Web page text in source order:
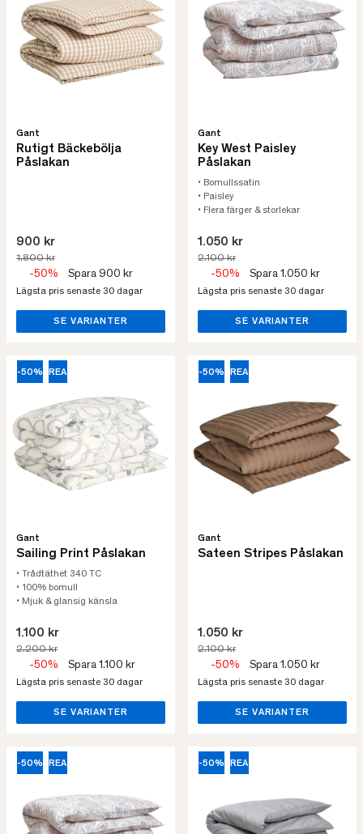
Gant
Rutigt Bäckebölja
Påslakan
900 kr
1.800 kr
-50% Spara 900 kr
Lägsta pris senaste 30 dagar
SE VARIANTER
Gant
Key West Paisley
Påslakan
• Bomullssatin
• Paisley
• Flera färger & storlekar
1.050 kr
2.100 kr
-50% Spara 1.050 kr
Lägsta pris senaste 30 dagar
SE VARIANTER
-50% REA
Gant
Sailing Print Påslakan
• Trådtäthet 340 TC
• 100% bomull
• Mjuk & glansig känsla
1.100 kr
2.200 kr
-50% Spara 1.100 kr
Lägsta pris senaste 30 dagar
SE VARIANTER
-50% REA
Gant
Sateen Stripes Påslakan
1.050 kr
2.100 kr
-50% Spara 1.050 kr
Lägsta pris senaste 30 dagar
SE VARIANTER
-50% REA -50% REA